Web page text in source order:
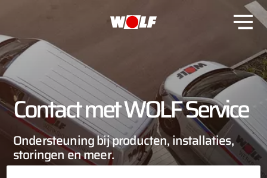
Contact met WOLF Service
Ondersteuning bij producten, installaties,
storingen en meer.